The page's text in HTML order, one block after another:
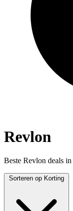
Revlon
Beste Revlon deals
Sorteren op Korting